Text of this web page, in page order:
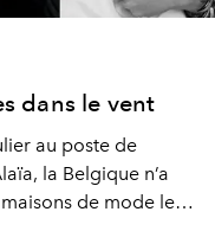
dans le vent
au poste de
la Belgique n’a
de mode les